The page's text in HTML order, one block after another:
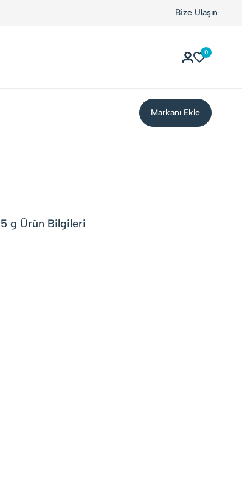
Kolay Boykot'u kullandınız mı?.Hemen dene!
Bize Ulaşın
0
Markanı Ekle
g Ürün Bilgileri